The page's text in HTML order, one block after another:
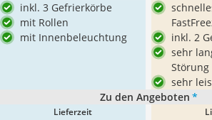
inkl. 3 Gefrierkörbe
mit Rollen
mit Innenbeleuchtung
inkl. 2
sehr
Störung
sehr
Zu den Angeboten *
Lieferzeit